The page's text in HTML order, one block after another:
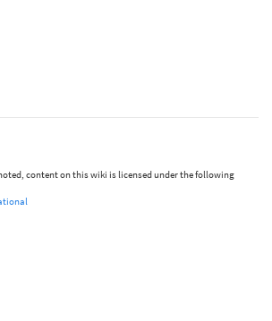
content on this wiki is licensed under the following